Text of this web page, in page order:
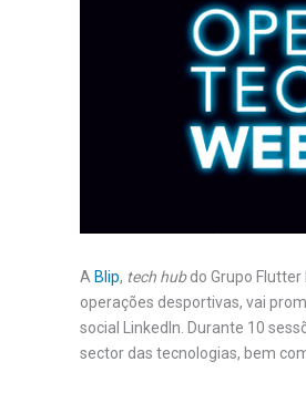
A Blip, tech hubdo Grupo Flutter
operações desportivas, vai
social LinkedIn. Durante 10
sector das tecnologias, bem